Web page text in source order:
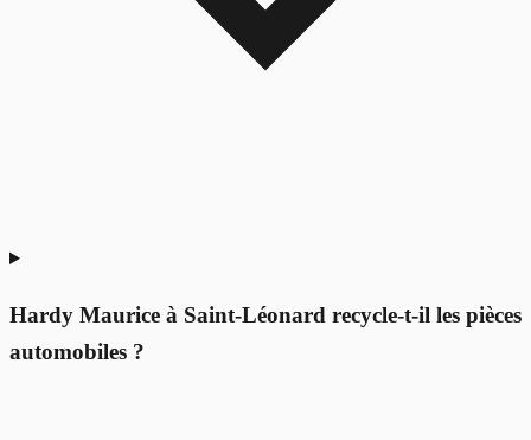
Hardy Maurice à Saint-Léonard recycle-t-il les pièces
automobiles ?